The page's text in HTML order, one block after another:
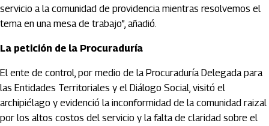
servicio a la comunidad de providencia mientras resolvemos el
tema en una mesa de trabajo”, añadió.
La petición de la Procuraduría
El ente de control, por medio de la Procuraduría Delegada para
las Entidades Territoriales y el Diálogo Social, visitó el
archipiélago y evidenció la inconformidad de la comunidad raizal
por los altos costos del servicio y la falta de claridad sobre el